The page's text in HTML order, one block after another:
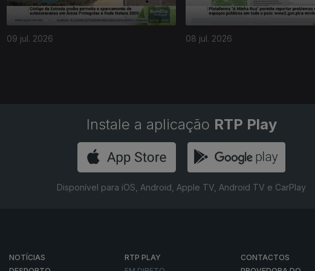
09 jul. 2026 08 jul. 2026
Instale a aplicação RTP Play
Disponível para iOS, Android, Apple TV, Android TV e CarPlay
NOTÍCIAS
RTP PLAY
CONTACTOS